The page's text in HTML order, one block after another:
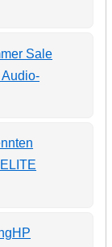
Sale
HP